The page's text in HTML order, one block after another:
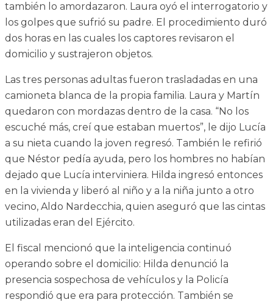
también lo amordazaron. Laura oyó el interrogatorio y
los golpes que sufrió su padre. El procedimiento duró
dos horas en las cuales los captores revisaron el
domicilio y sustrajeron objetos.
Las tres personas adultas fueron trasladadas en una
camioneta blanca de la propia familia. Laura y Martín
quedaron con mordazas dentro de la casa. “No los
escuché más, creí que estaban muertos”, le dijo Lucía
a su nieta cuando la joven regresó. También le refirió
que Néstor pedía ayuda, pero los hombres no habían
dejado que Lucía interviniera. Hilda ingresó entonces
en la vivienda y liberó al niño y a la niña junto a otro
vecino, Aldo Nardecchia, quien aseguró que las cintas
utilizadas eran del Ejército.
El fiscal mencionó que la inteligencia continuó
operando sobre el domicilio: Hilda denunció la
presencia sospechosa de vehículos y la Policía
respondió que era para protección. También se